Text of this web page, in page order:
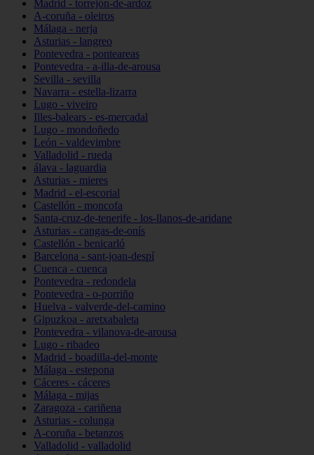
Madrid - torrejón-de-ardoz
A-coruña - oleiros
Málaga - nerja
Asturias - langreo
Pontevedra - ponteareas
Pontevedra - a-illa-de-arousa
Sevilla - sevilla
Navarra - estella-lizarra
Lugo - viveiro
Illes-balears - es-mercadal
Lugo - mondoñedo
León - valdevimbre
Valladolid - rueda
álava - laguardia
Asturias - mieres
Madrid - el-escorial
Castellón - moncofa
Santa-cruz-de-tenerife - los-llanos-de-aridane
Asturias - cangas-de-onís
Castellón - benicarló
Barcelona - sant-joan-despí
Cuenca - cuenca
Pontevedra - redondela
Pontevedra - o-porriño
Huelva - valverde-del-camino
Gipuzkoa - aretxabaleta
Pontevedra - vilanova-de-arousa
Lugo - ribadeo
Madrid - boadilla-del-monte
Málaga - estepona
Cáceres - cáceres
Málaga - mijas
Zaragoza - cariñena
Asturias - colunga
A-coruña - betanzos
Valladolid - valladolid